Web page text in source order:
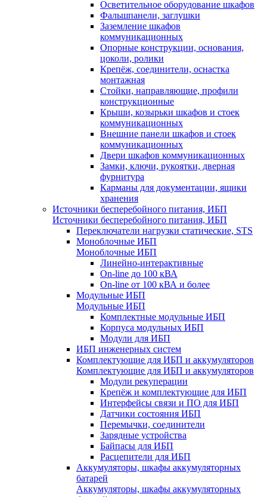
Осветительное оборудование шкафов
Фальшпанели, заглушки
Заземление шкафов
коммуникационных
Опорные конструкции, основания,
цоколи, ролики
Крепёж, соединители, оснастка
монтажная
Стойки, направляющие, профили
конструкционные
Крыши, козырьки шкафов и стоек
коммуникационных
Внешние панели шкафов и стоек
коммуникационных
Двери шкафов коммуникационных
Замки, ключи, рукоятки, дверная
фурнитура
Карманы для документации, ящики
хранения
Источники бесперебойного питания, ИБП
Источники бесперебойного питания, ИБП
Переключатели нагрузки статические, STS
Моноблочные ИБП
Моноблочные ИБП
Линейно-интерактивные
On-line до 100 кВА
On-line от 100 кВА и более
Модульные ИБП
Модульные ИБП
Комплектные модульные ИБП
Корпуса модульных ИБП
Модули для ИБП
ИБП инженерных систем
Комплектующие для ИБП и аккумуляторов
Комплектующие для ИБП и аккумуляторов
Модули рекуперации
Крепёж и комплектующие для ИБП
Интерфейсы связи и ПО для ИБП
Датчики состояния ИБП
Перемычки, соединители
Зарядные устройства
Байпасы для ИБП
Расцепители для ИБП
Аккумуляторы, шкафы аккумуляторных
батарей
Аккумуляторы, шкафы аккумуляторных